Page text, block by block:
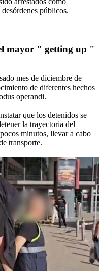
públicos.
mayor " getting up "
mes de diciembre de
de diferentes hechos
operandi.
que los detenidos se
la trayectoria del
minutos, llevar a cabo
transporte.